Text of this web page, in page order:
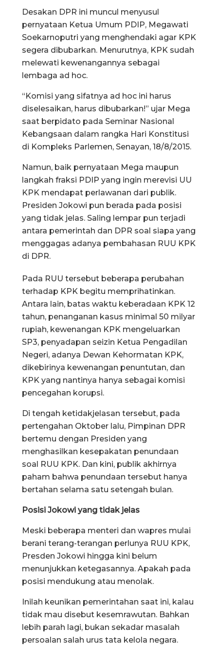
Desakan DPR ini muncul menyusul
pernyataan Ketua Umum PDIP, Megawati
Soekarnoputri yang menghendaki agar KPK
segera dibubarkan. Menurutnya, KPK sudah
melewati kewenangannya sebagai
lembaga ad hoc.
“Komisi yang sifatnya ad hoc ini harus
diselesaikan, harus dibubarkan!” ujar Mega
saat berpidato pada Seminar Nasional
Kebangsaan dalam rangka Hari Konstitusi
di Kompleks Parlemen, Senayan, 18/8/2015.
Namun, baik pernyataan Mega maupun
langkah fraksi PDIP yang ingin merevisi UU
KPK mendapat perlawanan dari publik.
Presiden Jokowi pun berada pada posisi
yang tidak jelas. Saling lempar pun terjadi
antara pemerintah dan DPR soal siapa yang
menggagas adanya pembahasan RUU KPK
di DPR.
Pada RUU tersebut beberapa perubahan
terhadap KPK begitu memprihatinkan.
Antara lain, batas waktu keberadaan KPK 12
tahun, penanganan kasus minimal 50 milyar
rupiah, kewenangan KPK mengeluarkan
SP3, penyadapan seizin Ketua Pengadilan
Negeri, adanya Dewan Kehormatan KPK,
dikebirinya kewenangan penuntutan, dan
KPK yang nantinya hanya sebagai komisi
pencegahan korupsi.
Di tengah ketidakjelasan tersebut, pada
pertengahan Oktober lalu, Pimpinan DPR
bertemu dengan Presiden yang
menghasilkan kesepakatan penundaan
soal RUU KPK. Dan kini, publik akhirnya
paham bahwa penundaan tersebut hanya
bertahan selama satu setengah bulan.
Posisi Jokowi yang tidak jelas
Meski beberapa menteri dan wapres mulai
berani terang-terangan perlunya RUU KPK,
Presden Jokowi hingga kini belum
menunjukkan ketegasannya. Apakah pada
posisi mendukung atau menolak.
Inilah keunikan pemerintahan saat ini, kalau
tidak mau disebut kesemrawutan. Bahkan
lebih parah lagi, bukan sekadar masalah
persoalan salah urus tata kelola negara.